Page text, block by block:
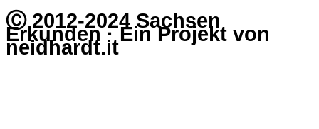
Ⓒ 2012-2024 Sachsen
Erkunden · Ein Projekt von
neidhardt.it